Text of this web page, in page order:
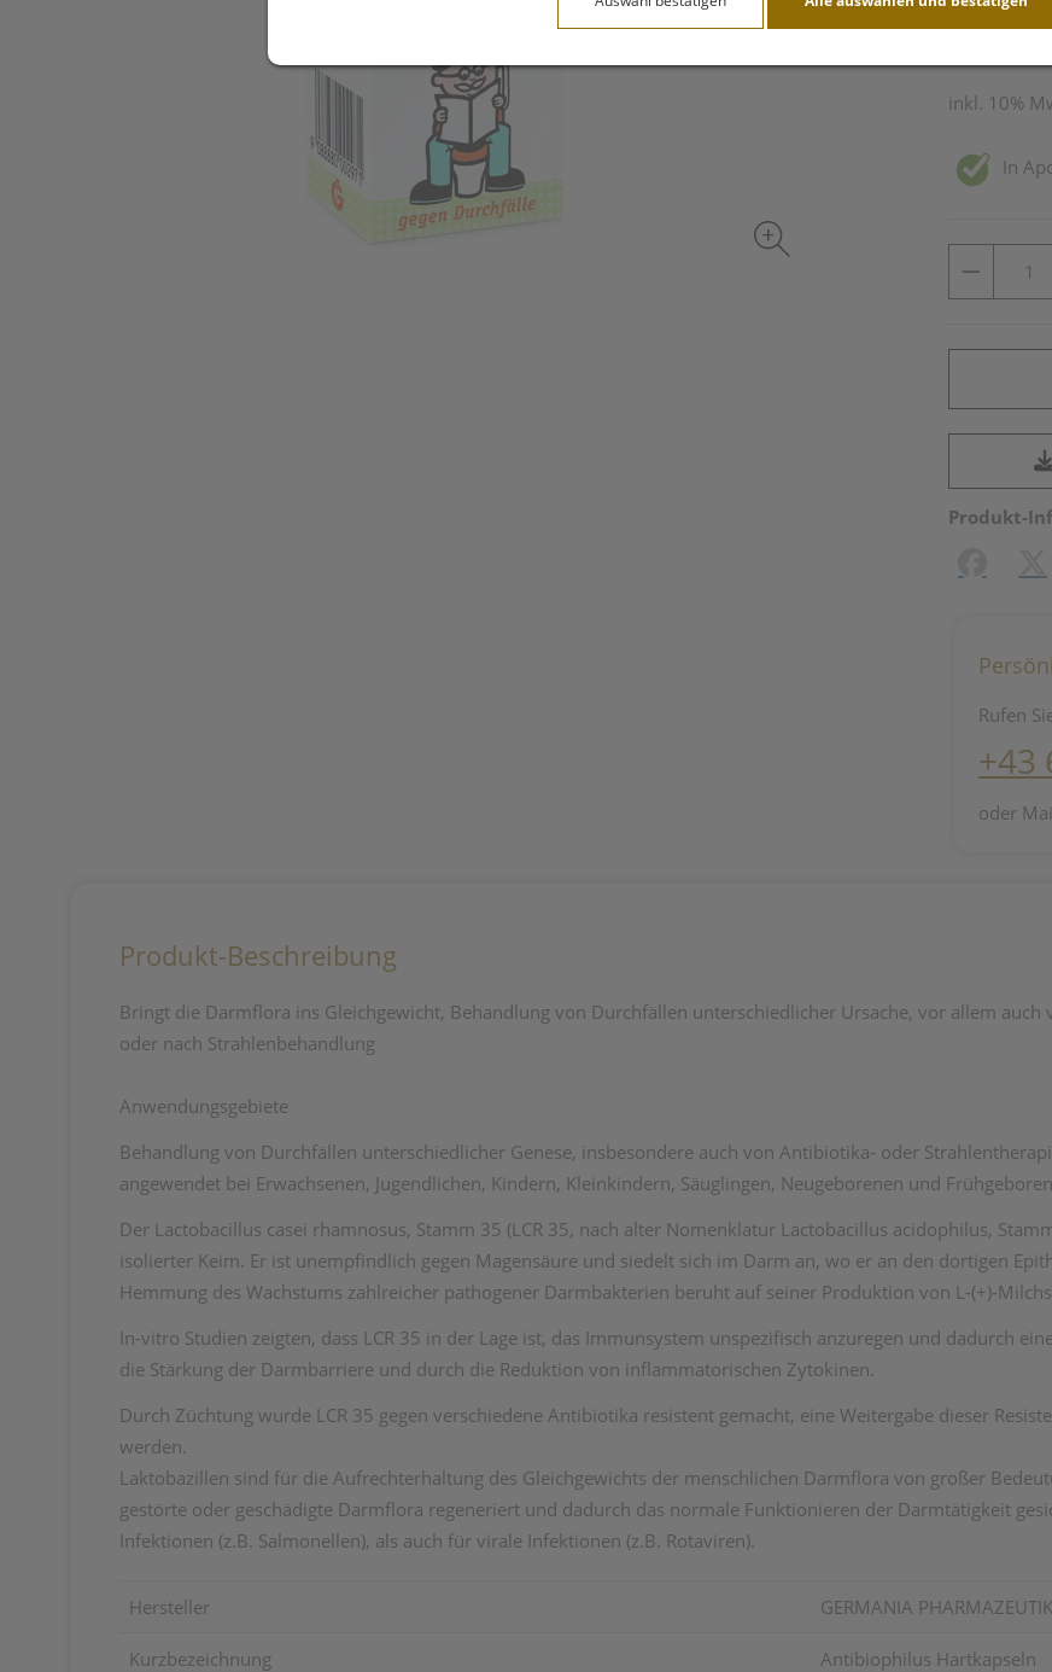
inkl. 10%
In
Produkt-
Rufen
+43
oder
Produkt-Beschreibung
Bringt die Darmflora ins Gleichgewicht, Behandlung von Durchfällen unterschiedlicher Ursache, vor allem
oder nach Strahlenbehandlung
Anwendungsgebiete
Behandlung von Durchfällen unterschiedlicher Genese, insbesondere auch von Antibiotika- oder
angewendet bei Erwachsenen, Jugendlichen, Kindern, Kleinkindern, Säuglingen, Neugeborenen und
Der Lactobacillus casei rhamnosus, Stamm 35 (LCR 35, nach alter Nomenklatur Lactobacillus acidophilus,
isolierter Keim. Er ist unempfindlich gegen Magensäure und siedelt sich im Darm an, wo er an den dortigen
Hemmung des Wachstums zahlreicher pathogener Darmbakterien beruht auf seiner Produktion von
In-vitro Studien zeigten, dass LCR 35 in der Lage ist, das Immunsystem unspezifisch anzuregen und dadurch
die Stärkung der Darmbarriere und durch die Reduktion von inflammatorischen Zytokinen.
Durch Züchtung wurde LCR 35 gegen verschiedene Antibiotika resistent gemacht, eine Weitergabe dieser
werden.
Laktobazillen sind für die Aufrechterhaltung des Gleichgewichts der menschlichen Darmflora von großer
gestörte oder geschädigte Darmflora regeneriert und dadurch das normale Funktionieren der Darm­tätigkeit
Infektionen (z.B. Salmonellen), als auch für virale Infektionen (z.B. Rotaviren).
Hersteller GERMANIA
Kurzbezeichnung Antibiophilus Hartkapseln